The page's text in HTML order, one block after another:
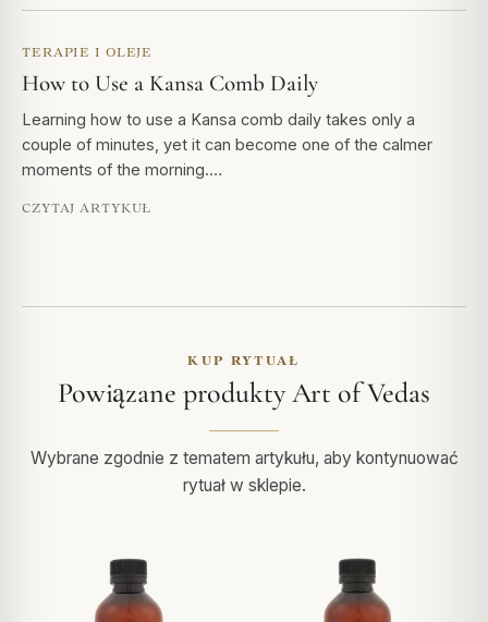
TERAPIE I OLEJE
How to Use a Kansa Comb Daily
Learning how to use a Kansa comb daily takes only a
couple of minutes, yet it can become one of the calmer
moments of the morning.…
CZYTAJ ARTYKUŁ
KUP RYTUAŁ
Powiązane produkty Art of Vedas
Wybrane zgodnie z tematem artykułu, aby kontynuować
rytuał w sklepie.